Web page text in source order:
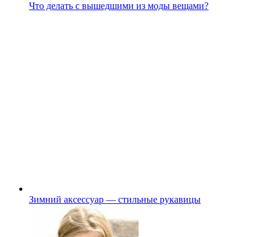
Что делать с вышедшими из моды вещами?
Зимний аксессуар — стильные рукавицы